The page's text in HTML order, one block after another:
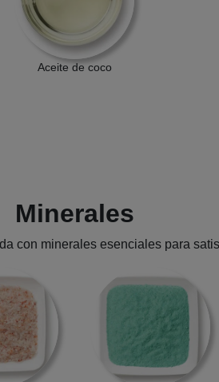
Aceite de coco
Minerales
con minerales esenciales para